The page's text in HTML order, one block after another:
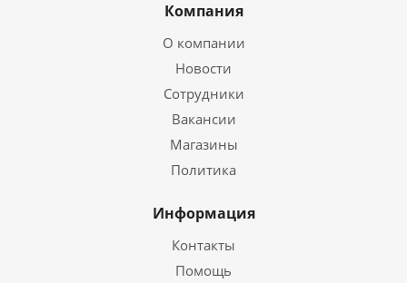
Компания
О компании
Новости
Сотрудники
Вакансии
Магазины
Политика
Информация
Контакты
Помощь